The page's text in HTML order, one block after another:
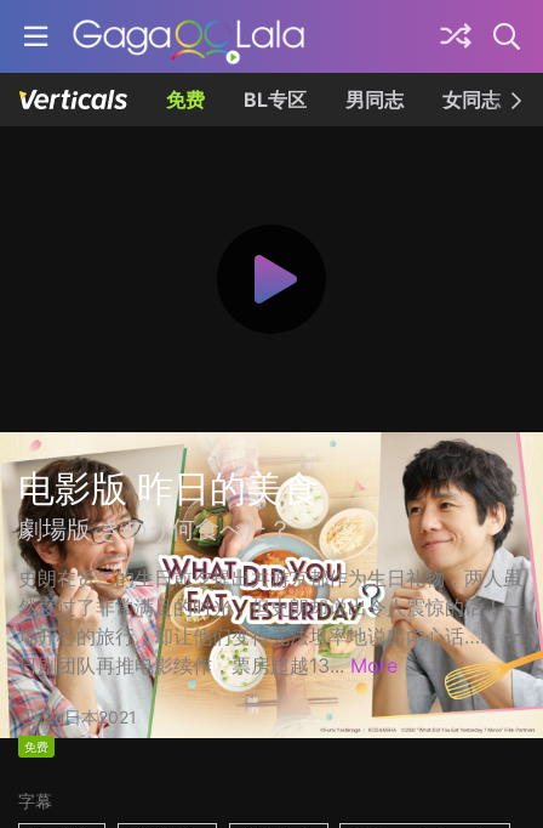
免费 BL专区 男同志 女同志
电影版 昨日的美食
劇場版 きのう何食べた？
史朗在贤二的生日前夕提出共游京都作为生日礼物，两人虽
然度过了非常满足的时光，但史朗却说出令人震惊的话！一
场开心的旅行，却让他们变得无法坦率地说出内心话…… ☆
日剧团队再推电影续作，票房超越13... More
2h日本2021
免费
字幕